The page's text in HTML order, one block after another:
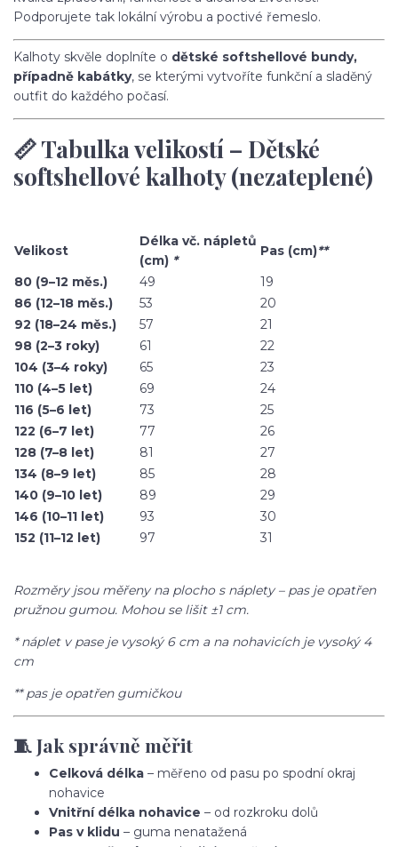
Podporujete tak lokální výrobu a poctivé řemeslo.
Kalhoty skvěle doplníte o dětské softshellové bundy,
případně kabátky, se kterými vytvoříte funkční a sladěný
outfit do každého počasí.
📏 Tabulka velikostí – Dětské
softshellové kalhoty (nezateplené)
Velikost
Délka vč. nápletů
(cm) *
Pas (cm)**
80 (9–12 měs.)
49
19
86 (12–18 měs.)
53
20
92 (18–24 měs.)
57
21
98 (2–3 roky)
61
22
104 (3–4 roky)
65
23
110 (4–5 let)
69
24
116 (5–6 let)
73
25
122 (6–7 let)
77
26
128 (7–8 let)
81
27
134 (8–9 let)
85
28
140 (9–10 let)
89
29
146 (10–11 let)
93
30
152 (11–12 let)
97 31
Rozměry jsou měřeny na plocho s náplety – pas je opatřen
pružnou gumou. Mohou se lišit ±1 cm.
* náplet v pase je vysoký 6 cm a na nohavicích je vysoký 4
cm
** pas je opatřen gumičkou
🧵 Jak správně měřit
Celková délka – měřeno od pasu po spodní okraj
nohavice
Vnitřní délka nohavice – od rozkroku dolů
Pas v klidu – guma nenatažená